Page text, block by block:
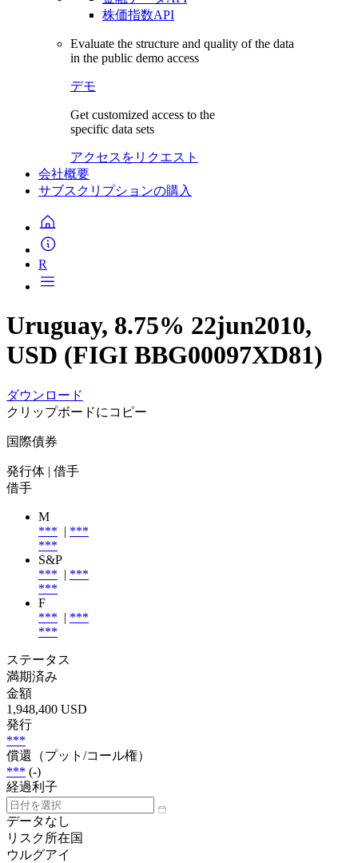
株価指数API
Evaluate the structure and quality of the data
in the public demo access
デモ
Get customized access to the
specific data sets
アクセスをリクエスト
会社概要
サブスクリプションの購入
R
Uruguay, 8.75% 22jun2010,
USD (FIGI BBG00097XD81)
ダウンロード
クリップボードにコピー
国際債券
発行体 | 借手
借手
M
*** | ***
***
S&P
*** | ***
***
F
*** | ***
***
ステータス
満期済み
金額
1,948,400 USD
発行
***
償還（プット/コール権）
*** (-)
経過利子
データなし
リスク所在国
ウルグアイ